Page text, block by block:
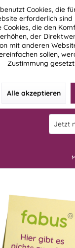
Cookies, die
erforderlich
Cookies, die den
der
mit anderen
sollen,
Zustimmung gesetzt.
Alle akzeptieren